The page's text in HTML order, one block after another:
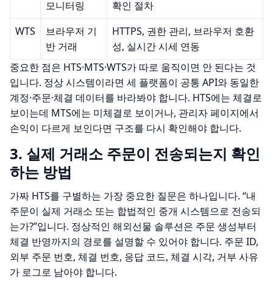
모니터링
확인 절차
WTS
브라우저 기
반 거래
HTTPS, 권한 관리, 브라우저 호환
성, 실시간 시세 연동
중요한 점은 HTS·MTS·WTS가 따로 움직이면 안 된다는 것
입니다. 정상 시스템이라면 세 플랫폼이 공통 API와 동일한
계정·주문·체결 데이터를 바라봐야 합니다. HTS에는 체결로
보이는데 MTS에는 미체결로 보이거나, 관리자 페이지에서
손익이 다르게 보인다면 구조를 다시 확인해야 합니다.
3. 실제 거래소 주문이 전송되는지 확인
하는 방법
가짜 HTS를 구별하는 가장 중요한 질문은 하나입니다. “내
주문이 실제 거래소 또는 합법적인 중개 시스템으로 전송되
는가?”입니다. 정상적인 해외선물 솔루션은 주문 생성부터
체결 반영까지의 경로를 설명할 수 있어야 합니다. 주문 ID,
외부 주문 번호, 체결 번호, 응답 코드, 체결 시각, 거부 사유
가 로그로 남아야 합니다.